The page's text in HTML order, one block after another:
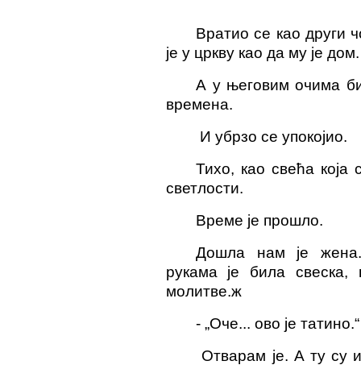
Вратио се као други
је у цркву као да му је дом.
А у његовим очима
времена.
И убрзосе упокојио.
Тихо, као свећа
светлости.
Време је прошло.
Дошла нам је
рукама је била
молитве.ж
- „Оче... ово је татино.“
Отварам је. А ту су